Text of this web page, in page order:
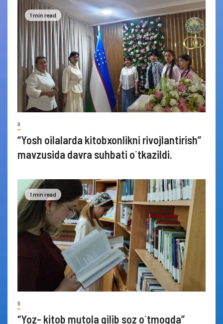
1 min read
0
“Yosh oilalarda kitobxonlikni rivojlantirish”
mavzusida davra suhbati o`tkazildi.
1 min read
0
“Yoz- kitob mutola qilib soz o`tmoqda”